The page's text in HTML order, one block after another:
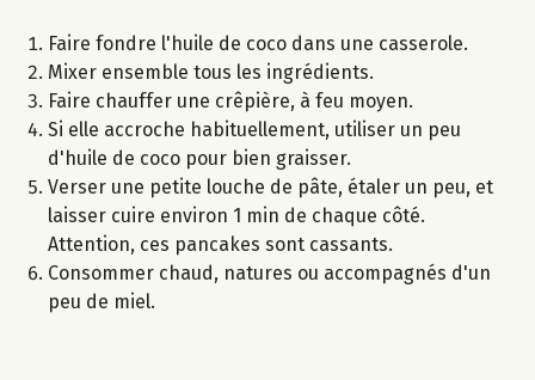
Faire fondre l'huile de coco dans une casserole.
Mixer ensemble tous les ingrédients.
Faire chauffer une crêpière, à feu moyen.
Si elle accroche habituellement, utiliser un peu
d'huile de coco pour bien graisser.
Verser une petite louche de pâte, étaler un peu, et
laisser cuire environ 1 min de chaque côté.
Attention, ces pancakes sont cassants.
Consommer chaud, natures ou accompagnés d'un
peu de miel.